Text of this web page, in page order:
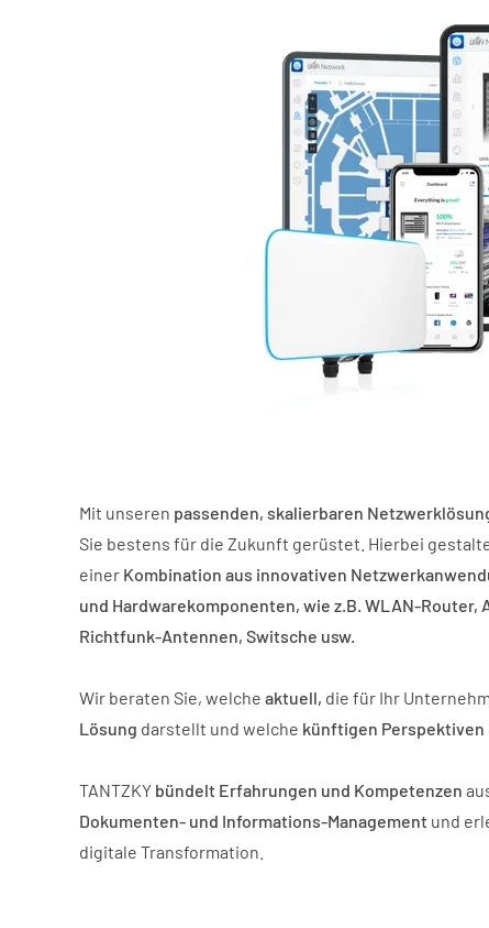
Mit unseren passenden, skalierbaren
Sie bestens für die Zukunft gerüstet. Hierbei
einer Kombination aus innovativen
und Hardwarekomponenten, wie z.B. WLAN-Router,
Richtfunk-Antennen, Switsche usw.
Wir beraten Sie, welche aktuell, die für Ihr
Lösung darstellt und welche künftigen Perspektiven
TANTZKY bündelt Erfahrungen und Kompetenzen
Dokumenten- und Informations-Management und
digitale Transformation.